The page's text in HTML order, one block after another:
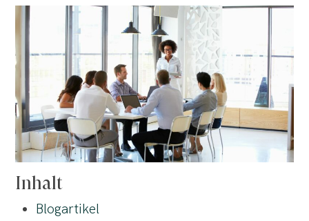
Inhalt
Blogartikel